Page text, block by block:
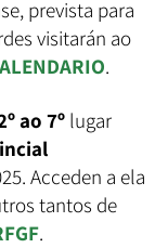
prevista para
visitarán ao
.
ao 7º lugar
Acceden a ela
tantos de
.